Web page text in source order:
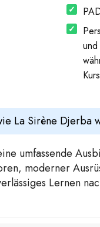
und
La Sirène Djerba
umfassende
moderner
Lernen